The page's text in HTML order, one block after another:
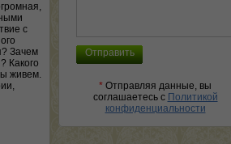
с
Зачем
Какого
живем.
* Отправляя данные, вы
соглашаетесь с Политикой
конфиденциальности